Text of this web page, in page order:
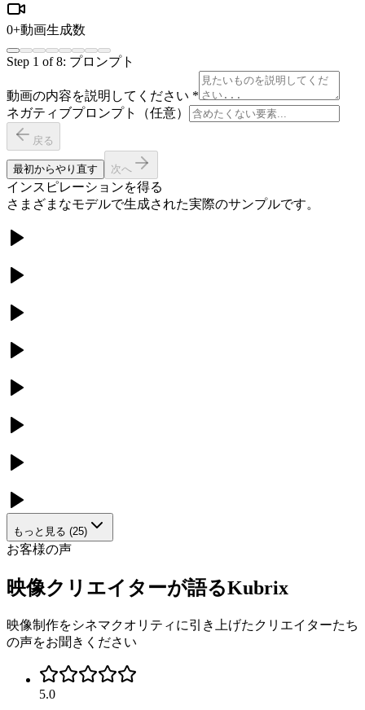
0+動画生成数
Step 1 of8: プロンプト
動画の内容を説明してください *
ネガティブプロンプト（任意）
戻る
最初からやり直す 次へ
インスピレーションを得る
さまざまなモデルで生成された実際のサンプルです。
もっと見る (25)
お客様の声
映像クリエイターが語るKubrix
映像制作をシネマクオリティに引き上げたクリエイターたち
の声をお聞きください
5.0